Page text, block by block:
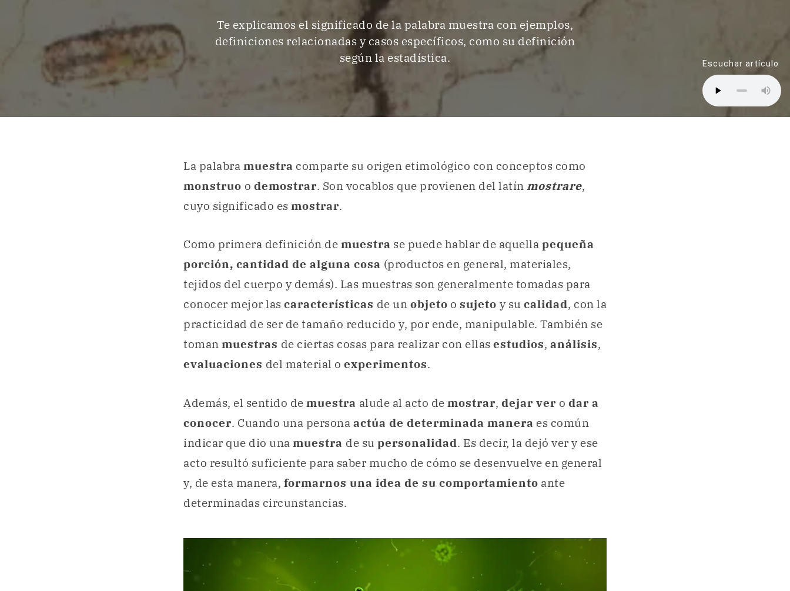
Te explicamos el significado de la palabra muestra con ejemplos,
definiciones relacionadas y casos específicos, como su definición
según la estadística.
Escuchar artículo
La palabra muestra comparte su origen etimológico con conceptos como
monstruo o demostrar. Son vocablos que provienen del latín mostrare,
cuyo significado es mostrar.
Como primera definición de muestra se puede hablar de aquella pequeña
porción, cantidad de alguna cosa (productos en general, materiales,
tejidos del cuerpo y demás). Las muestras son generalmente tomadas para
conocer mejor las características de un objeto o sujeto y su calidad, con la
practicidad de ser de tamaño reducido y, por ende, manipulable. También se
toman muestras de ciertas cosas para realizar con ellas estudios, análisis,
evaluaciones del material o experimentos.
Además, el sentido de muestra alude al acto de mostrar, dejar ver o dar a
conocer. Cuando una persona actúa de determinada manera es común
indicar que dio una muestra de su personalidad. Es decir, la dejó ver y ese
acto resultó suficiente para saber mucho de cómo se desenvuelve en general
y, de esta manera, formarnos una idea de su comportamiento ante
determinadas circunstancias.